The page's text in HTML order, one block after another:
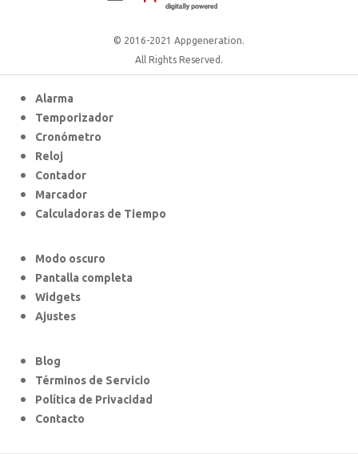
© 2016-2021 Appgeneration.
All Rights Reserved.
Alarma
Temporizador
Cronómetro
Reloj
Contador
Marcador
Calculadoras de Tiempo
Modo oscuro
Pantalla completa
Widgets
Ajustes
Blog
Términos de Servicio
Política de Privacidad
Contacto